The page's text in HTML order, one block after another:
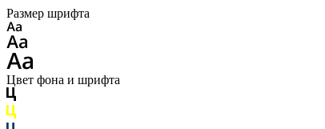
Размер шрифта
Цвет фона и шрифта